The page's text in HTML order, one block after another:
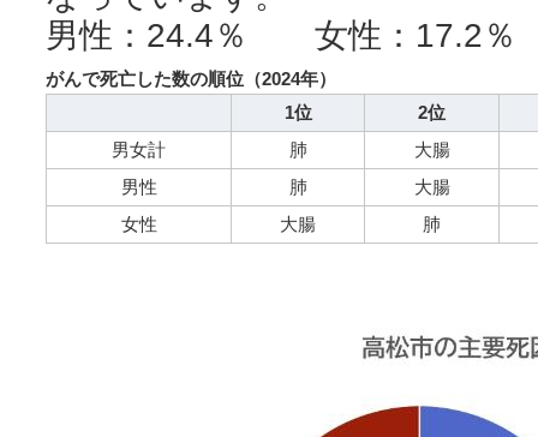
男性：24.4％ 女性：17.2％
がんで死亡した数の順位（2024年）
1位
2位
男女計
肺
大腸
男性
肺
大腸
女性
大腸 肺